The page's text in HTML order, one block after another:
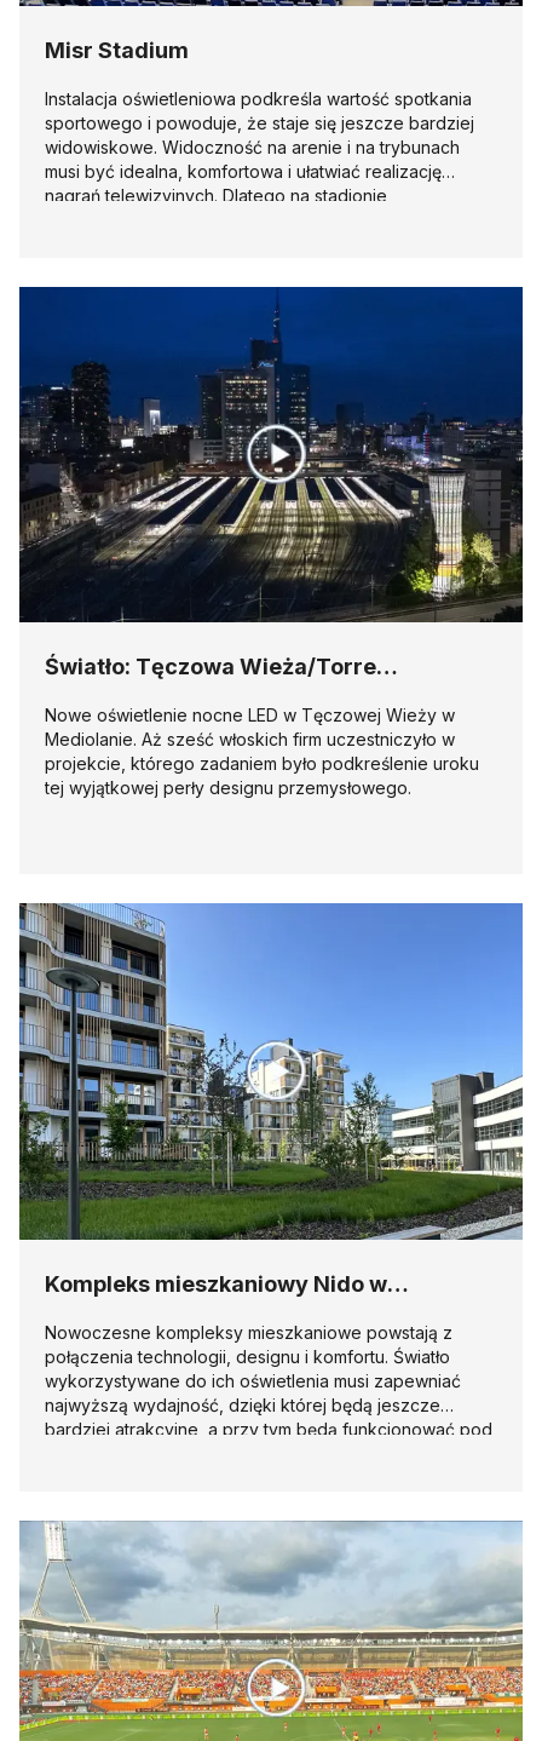
Misr Stadium
Instalacja oświetleniowa podkreśla wartość spotkania
sportowego i powoduje, że staje się jeszcze bardziej
widowiskowe. Widoczność na arenie i na trybunach
musi być idealna, komfortowa i ułatwiać realizację
nagrań telewizyjnych. Dlatego na stadionie
Światło: Tęczowa Wieża/Torre
Nowe oświetlenie nocne LED w Tęczowej Wieży w
Mediolanie. Aż sześć włoskich firm uczestniczyło w
projekcie, którego zadaniem było podkreślenie uroku
tej wyjątkowej perły designu przemysłowego.
Kompleks mieszkaniowy Nido w
Nowoczesne kompleksy mieszkaniowe powstają z
połączenia technologii, designu i komfortu. Światło
wykorzystywane do ich oświetlenia musi zapewniać
najwyższą wydajność, dzięki której będą jeszcze
bardziej atrakcyjne, a przy tym będą funkcjonować pod